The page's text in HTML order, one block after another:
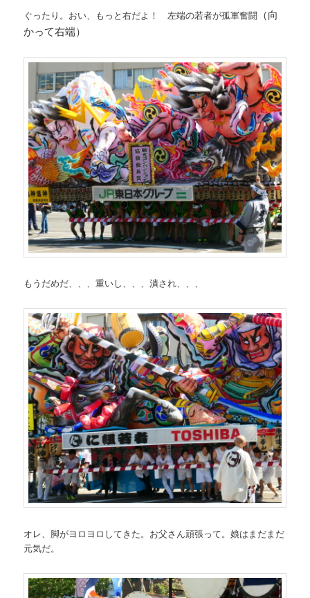
ぐったり。おい、もっと右だよ！ 左端の若者が孤軍奮闘 （向
かって右端）
もうだめだ、、、重いし、、、潰され、、、
オレ、脚がヨロヨロしてきた。お父さん頑張って。娘はまだまだ
元気だ。